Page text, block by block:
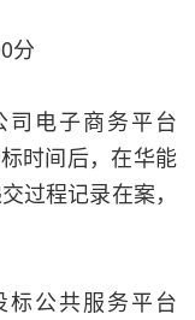
分
电子商务平台
时间后，在华能
过程记录在案，
公共服务平台